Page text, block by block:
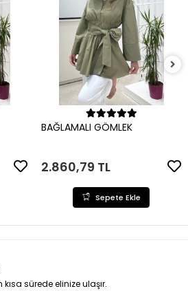
Sepete Ekle
BAĞLAMALI GÖMLEK
2.860,79 TL
Sepete Ekle
sürede elinize ulaşır.